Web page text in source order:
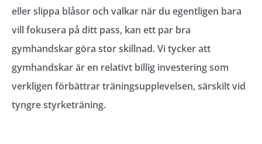
eller slippa blåsor och valkar när du egentligen bara
vill fokusera på ditt pass, kan ett par bra
gymhandskar göra stor skillnad. Vi tycker att
gymhandskar är en relativt billig investering som
verkligen förbättrar träningsupplevelsen, särskilt vid
tyngre styrketräning.